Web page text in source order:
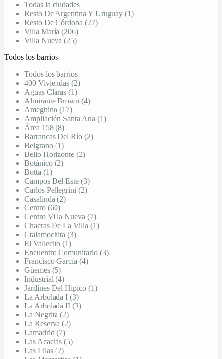
Todas la ciudades
Resto De Argentina Y Uruguay (1)
Resto De Córdoba (27)
Villa María (206)
Villa Nueva (25)
Todos los barrios
Todos los barrios
400 Viviendas (2)
Aguas Claras (1)
Almirante Brown (4)
Ameghino (17)
Ampliación Santa Ana (1)
Área 158 (8)
Barrancas Del Río (2)
Belgrano (1)
Bello Horizonte (2)
Botánico (2)
Botta (1)
Campos Del Este (3)
Carlos Pellegrini (2)
Casalinda (2)
Centro (60)
Centro Villa Nueva (7)
Chacras De La Villa (1)
Ctalamochita (3)
El Vallecito (1)
Encuentro Comunitario (3)
Francisco García (4)
Güemes (5)
Industrial (4)
Jardínes Del Hipico (1)
La Arbolada I (3)
La Arbolada II (3)
La Negrita (2)
La Reserva (2)
Lamadrid (7)
Las Acacias (5)
Las Lilas (2)